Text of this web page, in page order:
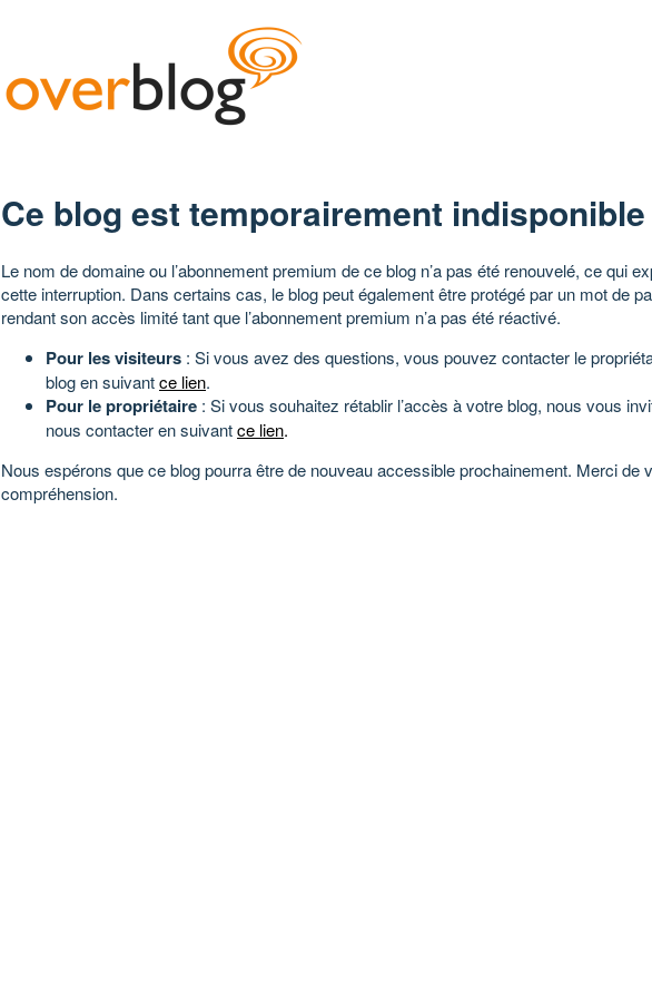
Ce blog est temporairement indisponible
Le nom de domaine ou l’abonnement premium de ce blog n’a pas été renouvelé, ce qui
cette interruption. Dans certains cas, le blog peut également être protégé par un mot de
rendant son accès limité tant que l’abonnement premium n’a pas été réactivé.
Pour les visiteurs : Si vous avez des questions, vous pouvez contacter le
blog en suivantce lien.
Pour le propriétaire : Si vous souhaitez rétablir l’accès à votre blog, nous vous
nous contacter en suivantce lien.
Nous espérons que ce blog pourra être de nouveau accessible prochainement. Merci de
compréhension.